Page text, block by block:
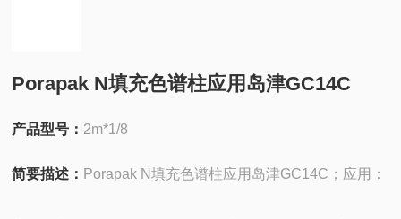
Porapak N填充色谱柱应用岛津GC14C
产品型号： 2m*1/8
简要描述： Porapak N填充色谱柱应用岛津GC14C；应用：